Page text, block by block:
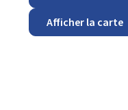
Afficher la carte